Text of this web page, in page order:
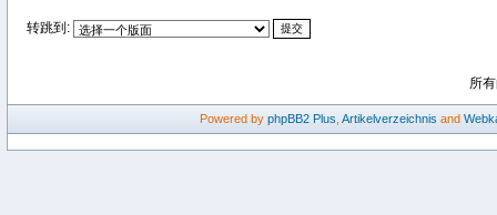
转跳到:
所
Powered by phpBB2 Plus Artikelverzeichnis and